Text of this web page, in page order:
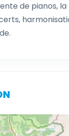
de pianos,